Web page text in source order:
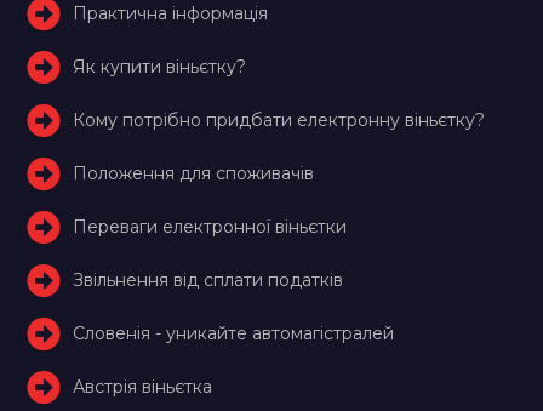
Практична інформація
Як купити віньєтку?
Кому потрібно придбати електронну віньєтку?
Положення для споживачів
Переваги електронної віньєтки
Звільнення від сплати податків
Словенія - уникайте автомагістралей
Австрія віньєтка